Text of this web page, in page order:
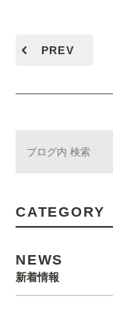
PREV
CATEGORY
NEWS
新着情報